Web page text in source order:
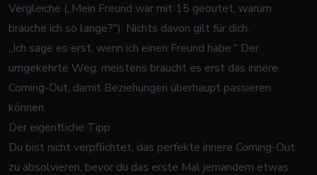
Vergleiche („Mein Freund war mit 15 geoutet, warum
brauche ich so lange?"). Nichts davon gilt für dich.
„Ich sage es erst, wenn ich einen Freund habe." Der
umgekehrte Weg: meistens braucht es erst das innere
Coming-Out, damit Beziehungen überhaupt passieren
können.
Der eigentliche Tipp
Du bist nicht verpflichtet, das perfekte innere Coming-Out
zu absolvieren, bevor du das erste Mal jemandem etwas